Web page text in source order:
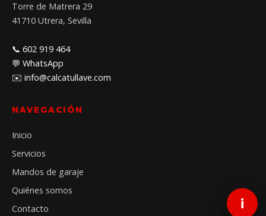
Torre de Matrera 29
41710 Utrera, Sevilla
📞 602 919 464
💬 WhatsApp
✉️ info@calcatullave.com
NAVEGACIÓN
Inicio
Servicios
Mandos de garaje
Quiénes somos
Contacto